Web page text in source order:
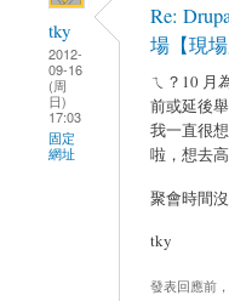
tky
2012-
09-16
(周
日)
17:03
固定
網址
Re:
場【現場
ㄟ？10 月
前或延後
我一直很
啦，想去
聚會時間
tky
發表回應前